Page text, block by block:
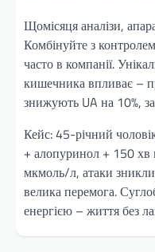
Щомісяця аналізи,
Комбінуйте з
часто в компанії.
кишечника впливає –
знижують UA на 10%,
Кейс: 45-річний
+ алопуринол + 150
мкмоль/л, атаки
велика перемога.
енергією – життя без